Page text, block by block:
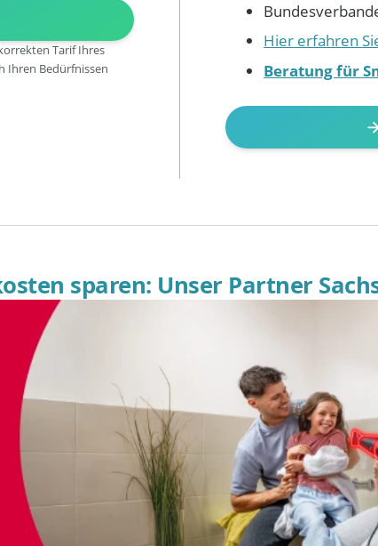
Tarif Ihres
Ihren Bedürfnissen
Hier erfahren
Beratung für
sparen: Unser Partner